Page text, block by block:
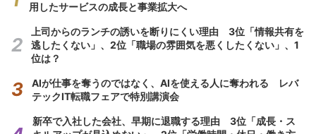
用したサービスの成長と事業拡大へ
上司からのランチの誘いを断りにくい理由 3位「情報共有を
逃したくない」、2位「職場の雰囲気を悪くしたくない」、1
位は？
AIが仕事を奪うのではなく、AIを使える人に奪われる レバ
テックIT転職フェアで特別講演会
新卒で入社した会社、早期に退職する理由 3位「成長・ス